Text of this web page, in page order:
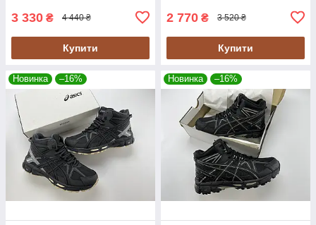
3 330 ₴ 4 440 ₴
Купити
2 770 ₴ 3 520 ₴
Купити
Новинка –16% Новинка –16%